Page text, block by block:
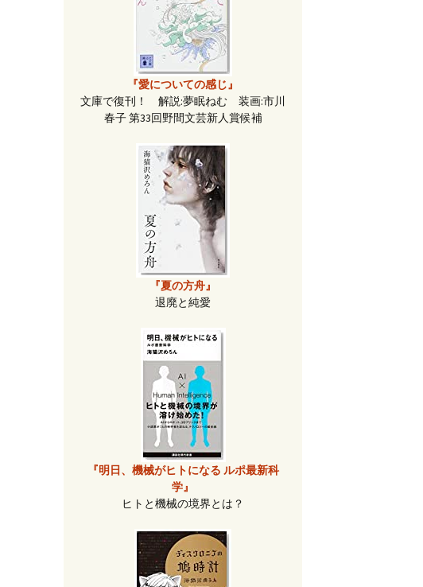
『愛についての感じ』
文庫で復刊！ 解説:夢眠ねむ 装画:市川
春子 第33回野間文芸新人賞候補
『夏の方舟』
退廃と純愛
『明日、機械がヒトになる ルポ最新科
学』
ヒトと機械の境界とは？